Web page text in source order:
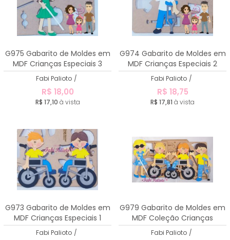
G975 Gabarito de Moldes em
MDF Crianças Especiais 3
Fabi Palioto /
R$ 18,00
R$ 17,10 à vista
G974 Gabarito de Moldes em
MDF Crianças Especiais 2
Fabi Palioto /
R$ 18,75
R$ 17,81 à vista
G973 Gabarito de Moldes em
MDF Crianças Especiais 1
Fabi Palioto /
G979 Gabarito de Moldes em
MDF Coleção Crianças
Especiais - 40cm
Fabi Palioto /